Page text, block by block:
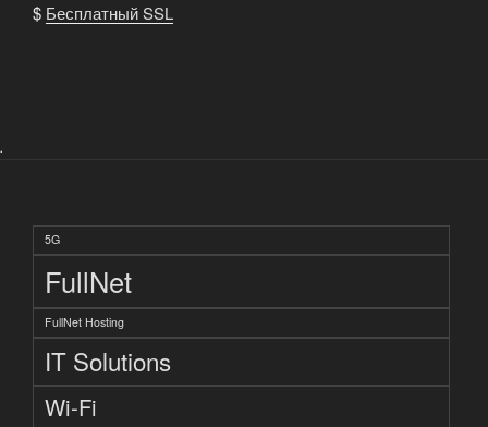
$ Бесплатный SSL
.
5G
FullNet
FullNet Hosting
IT Solutions
Wi-Fi